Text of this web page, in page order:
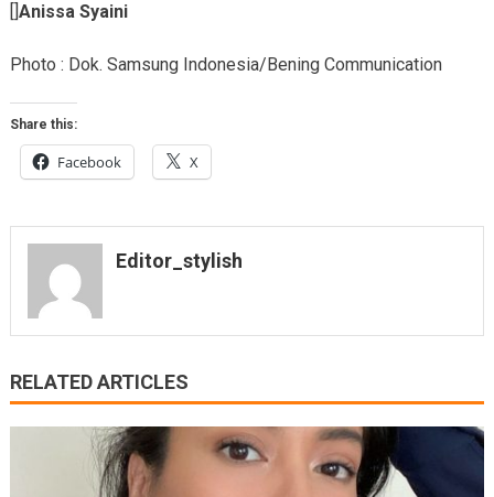
[]Anissa Syaini
Photo : Dok. Samsung Indonesia/Bening Communication
Share this:
Facebook X
Editor_stylish
RELATED ARTICLES